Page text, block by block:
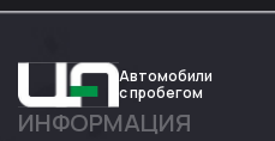
Авто
Автомобили
с пробегом
ИНФОРМАЦИЯ